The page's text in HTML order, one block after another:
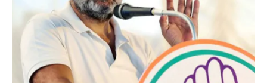
भारत
बॉलीवुड